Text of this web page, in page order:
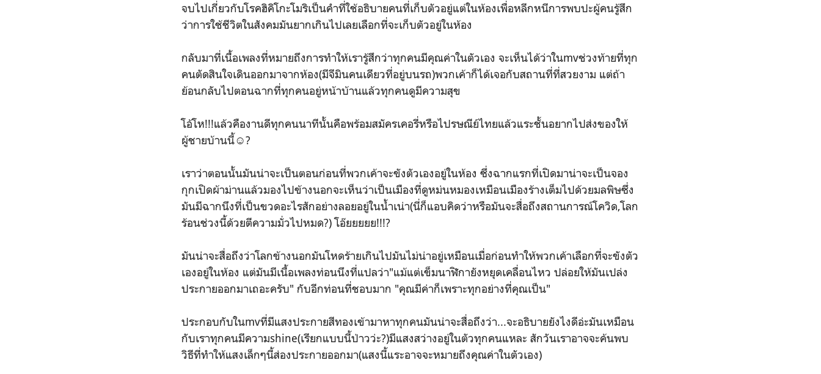
จบไปเกี่ยวกับโรคฮิคิโกะโมริเป็นคำที่ใช้อธิบายคนที่เก็บตัวอยู่แต่ในห้องเพื่อหลีกหนีการพบปะผู้คนรู้สึก
ว่าการใช้ชีวิตในสังคมมันยากเกินไปเลยเลือกที่จะเก็บตัวอยู่ในห้อง
กลับมาที่เนื้อเพลงที่หมายถึงการทำให้เรารู้สึกว่าทุกคนมีคุณค่าในตัวเอง จะเห็นได้ว่าในmvช่วงท้ายที่ทุก
คนตัดสินใจเดินออกมาจากห้อง(มีจีมินคนเดียวที่อยู่บนรถ)พวกเค้าก็ได้เจอกับสถานที่ที่สวยงาม แต่ถ้า
ย้อนกลับไปตอนฉากที่ทุกคนอยู่หน้าบ้านแล้วทุกคนดูมีความสุข
โอ้โห!!!แล้วคืองานดีทุกคนนาทีนั้นคือพร้อมสมัครเคอรี่หรือไปรษณีย์ไทยแล้วแระชั้นอยากไปส่งของให้
ผู้ชายบ้านนี้☺?
เราว่าตอนนั้นมันน่าจะเป็นตอนก่อนที่พวกเค้าจะขังตัวเองอยู่ในห้อง ซึ่งฉากแรกที่เปิดมาน่าจะเป็นจอง
กุกเปิดผ้าม่านแล้วมองไปข้างนอกจะเห็นว่าเป็นเมืองที่ดูหม่นหมองเหมือนเมืองร้างเต็มไปด้วยมลพิษซึ่ง
มันมีฉากนึงที่เป็นขวดอะไรสักอย่างลอยอยู่ในน้ำเน่า(นี่ก็แอบคิดว่าหรือมันจะสื่อถึงสถานการณ์โควิด,โลก
ร้อนช่วงนี้ด้วยตีความมั่วไปหมด?) โอ๊ยยยยย!!!?
มันน่าจะสื่อถึงว่าโลกข้างนอกมันโหดร้ายเกินไปมันไม่น่าอยู่เหมือนเมื่อก่อนทำให้พวกเค้าเลือกที่จะขังตัว
เองอยู่ในห้อง แต่มันมีเนื้อเพลงท่อนนึงที่แปลว่า"แม้แต่เข็มนาฬิกายังหยุดเคลื่อนไหว ปล่อยให้มันเปล่ง
ประกายออกมาเถอะครับ" กับอีกท่อนที่ชอบมาก "คุณมีค่าก็เพราะทุกอย่างที่คุณเป็น"
ประกอบกับในmvที่มีแสงประกายสีทองเข้ามาหาทุกคนมันน่าจะสื่อถึงว่า...จะอธิบายยังไงดีอ่ะมันเหมือน
กับเราทุกคนมีความshine(เรียกแบบนี้ป่าวว่ะ?)มีแสงสว่างอยู่ในตัวทุกคนแหละ สักวันเราอาจจะค้นพบ
วิธีที่ทำให้แสงเล็กๆนี้ส่องประกายออกมา(แสงนี้แระอาจจะหมายถึงคุณค่าในตัวเอง)